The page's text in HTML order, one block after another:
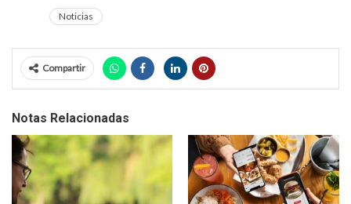
Noticias
Compartir
Notas Relacionadas